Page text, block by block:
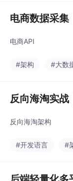
电商数据采集
电商API
#架构 #大数
反向海淘实
反向海淘架构
#开发语言 #